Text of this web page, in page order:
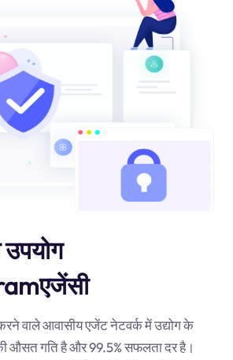
उपयोग
करने वाले आवासीय एजेंट नेटवर्क में उद्योग के
औसत गति है और 99.5% सफलता दर है।